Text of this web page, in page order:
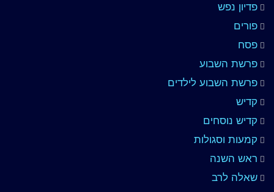
פדיון נפש
פורים
פסח
פרשת השבוע
פרשת השבוע לילדים
קדיש
קדיש נוסחים
קמעות וסגולות
ראש השנה
שאלה לרב